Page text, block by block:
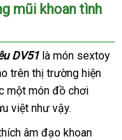
mũi khoan tình
DV51là món sextoy
trên thị trường phụ
kiện
hiện
một món đồ chơi
việt Lazada
như vậy.
âm đạo khoan